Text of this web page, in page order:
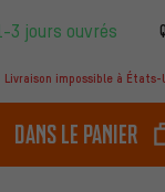
3 jours ouvrés
Livraison impossible à États-
dans le panier